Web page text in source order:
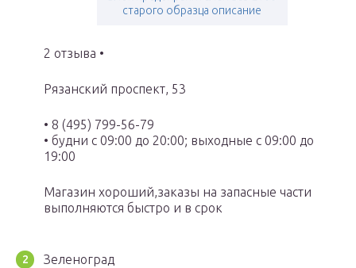
старого образца описание
2 отзыва •
Рязанский проспект, 53
• 8 (495) 799-56-79
• будни с 09:00 до 20:00; выходные с 09:00 до
19:00
Магазин хороший,заказы на запасные части
выполняются быстро и в срок
Зеленоград